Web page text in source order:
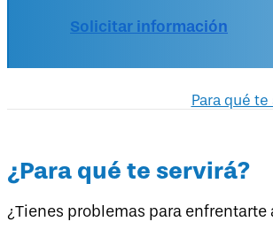
Solicitar información
Para qué te
¿Para qué te servirá?
¿Tienes problemas para